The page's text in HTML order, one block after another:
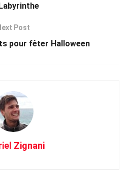
Post
pour fêter Halloween
Zignani